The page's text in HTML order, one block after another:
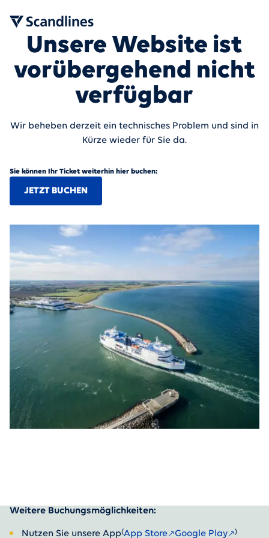
Unsere Website ist
vorübergehend nicht
verfügbar
Wir beheben derzeit ein technisches Problem und sind in
Kürze wieder für Sie da.
Sie können Ihr Ticket weiterhin hier buchen:
JETZT BUCHEN
Weitere Buchungsmöglichkeiten:
Nutzen Sie unsere App(App Store Google Play )